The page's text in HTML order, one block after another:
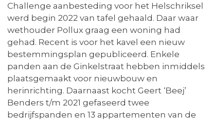
Challenge aanbesteding voor het Helschriksel
werd begin 2022 van tafel gehaald. Daar waar
wethouder Pollux graag een woning had
gehad. Recent is voor het kavel een nieuw
bestemmingsplan gepubliceerd. Enkele
panden aan de Ginkelstraat hebben inmiddels
plaatsgemaakt voor nieuwbouw en
herinrichting. Daarnaast kocht Geert ‘Beej’
Benders t/m 2021 gefaseerd twee
bedrijfspanden en 13 appartementen van de